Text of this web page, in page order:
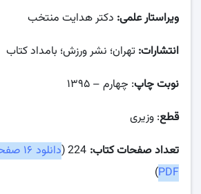
ویراستار علمی: دکتر هدایت منتخب
انتشارات: تهران؛ نشر ورزش؛ بامداد کتاب
نوبت چاپ: چهارم – ۱۳۹۵
قطع: وزیری
تعداد صفحات کتاب:
PDF
)